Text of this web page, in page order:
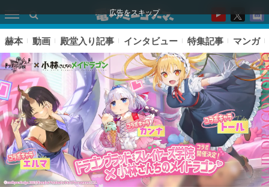
広告をスキップ
赫本 動画 殿堂入り記事 インタビュー 特集記事 マンガ